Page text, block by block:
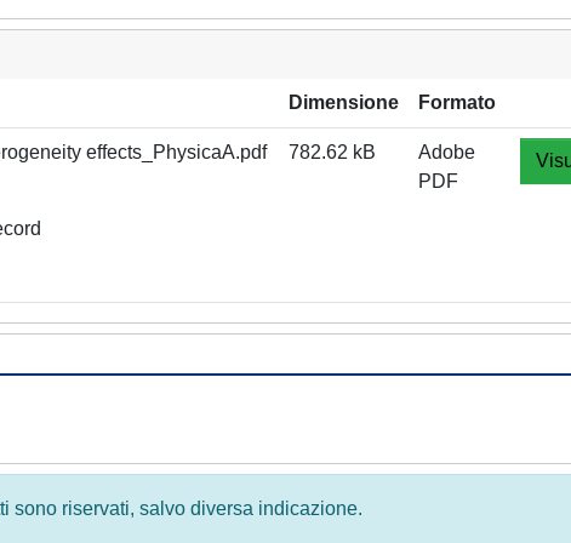
Dimensione Formato
effects_PhysicaA.pdf 782.62 kB
Adobe
PDF
sono riservati, salvo diversa indicazione.